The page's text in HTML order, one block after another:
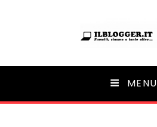
Ilblogger.it
Il portalino di blog | MENU